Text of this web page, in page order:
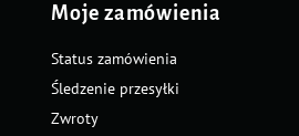
Moje zamówienia
Status zamówienia
Śledzenie przesyłki
Zwroty